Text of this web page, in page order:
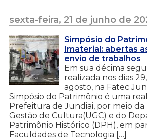
sexta-feira, 21 de junho de
Simpósio do
Imaterial: abertas
envio de trabalhos
Em sua décima
realizada nos dias
agosto, na Fatec
Simpósio do Patrimônio é uma
Prefeitura de Jundiai, por meio da
Gestão de Cultura(UGC) e do
Patrimônio Histórico (DPH), em
Faculdades de Tecnologia […]